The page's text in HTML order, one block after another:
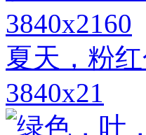
3840x2160
夏天，粉
3840x21